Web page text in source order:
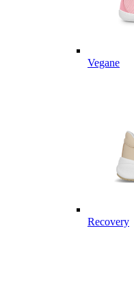
Vegane
Recovery